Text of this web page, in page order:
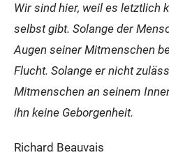
Wir sind hier, weil es letztlich
selbst gibt. Solange der
Augen seiner Mitmenschen
Flucht. Solange er nicht
Mitmenschen an seinem
ihn keine Geborgenheit.
Richard Beauvais